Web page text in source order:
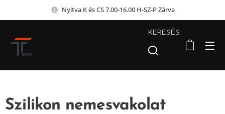
Nyitva K és CS 7.00-16.00 H-SZ-P Zárva
KERESÉS
Szilikon nemesvakolat